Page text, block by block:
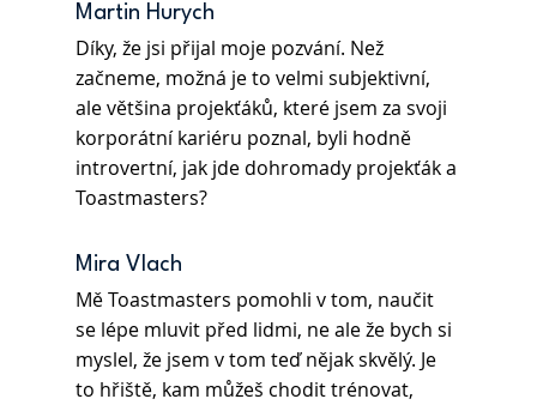
Martin Hurych
Díky, že jsi přijal moje pozvání. Než
začneme, možná je to velmi subjektivní,
ale většina projekťáků, které jsem za svoji
korporátní kariéru poznal, byli hodně
introvertní, jak jde dohromady projekťák a
Toastmasters?
Mira Vlach
Mě Toastmasters pomohli v tom, naučit
se lépe mluvit před lidmi, ne ale že bych si
myslel, že jsem v tom teď nějak skvělý. Je
to hřiště, kam můžeš chodit trénovat,